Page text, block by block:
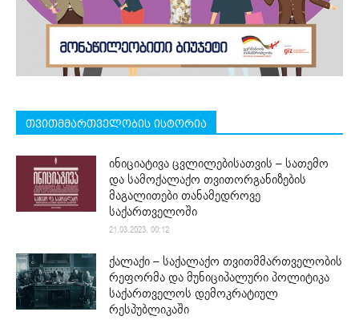
თვითმმართველობის ისტორია
ინიციატივა ცვლილებისათვის – სათემო
და სამოქალაქო თვითორგანიზების
მაგალითები თანამედროვე
საქართველოში
21.03.2023. 00:12
ქალაქი – საქალაქო თვითმმართველობის
რეფორმა და მუნიციპალური პოლიტიკა
საქართველოს დემოკრატიულ
რესპუბლიკაში